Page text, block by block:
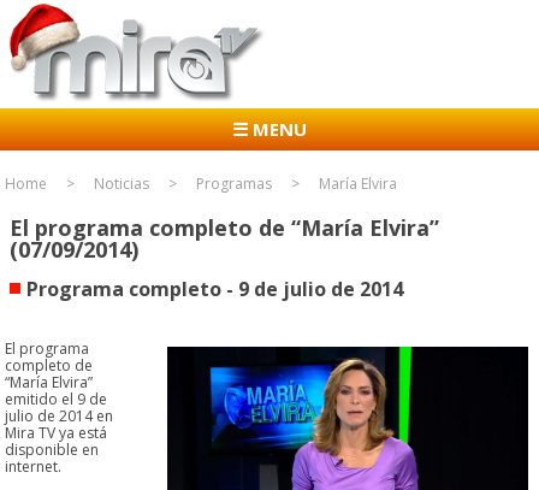
☰ MENU
Home Noticias Programas María Elvira
El programa completo de “María Elvira”
(07/09/2014)
Programa completo - 9 de julio de 2014
El programa
completo de
“María Elvira”
emitido el 9 de
julio de 2014 en
Mira TV ya está
disponible en
internet.